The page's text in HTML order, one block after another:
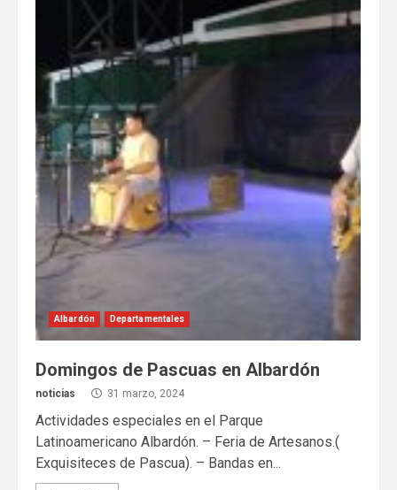
Albardón Departamentales
Domingos de Pascuas en Albardón
noticias 31 marzo, 2024
Actividades especiales en el Parque
Latinoamericano Albardón. – Feria de Artesanos.(
Exquisiteces de Pascua). – Bandas en...